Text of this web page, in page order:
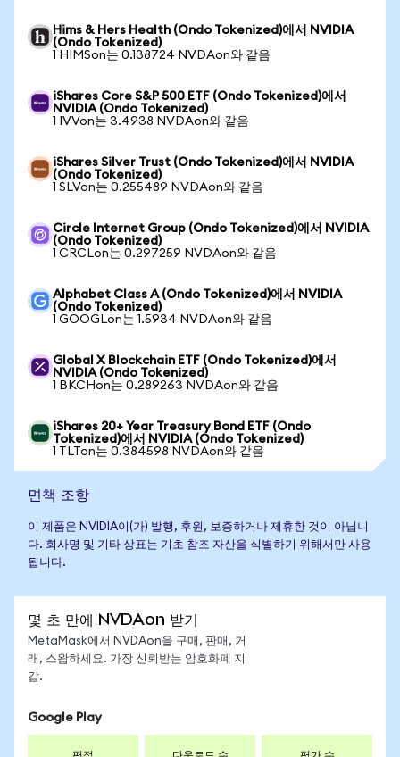
Hims & Hers Health (Ondo Tokenized)에서 NVIDIA
(Ondo Tokenized)
1 HIMSon는 0.138724 NVDAon와 같음
iShares Core S&P 500 ETF (Ondo Tokenized)에서
NVIDIA (Ondo Tokenized)
1 IVVon는 3.4938 NVDAon와 같음
iShares Silver Trust (Ondo Tokenized)에서 NVIDIA
(Ondo Tokenized)
1 SLVon는 0.255489 NVDAon와 같음
Circle Internet Group (Ondo Tokenized)에서 NVIDIA
(Ondo Tokenized)
1 CRCLon는 0.297259 NVDAon와 같음
Alphabet Class A (Ondo Tokenized)에서 NVIDIA
(Ondo Tokenized)
1 GOOGLon는 1.5934 NVDAon와 같음
Global X Blockchain ETF (Ondo Tokenized)에서
NVIDIA (Ondo Tokenized)
1 BKCHon는 0.289263 NVDAon와 같음
iShares 20+ Year Treasury Bond ETF (Ondo
Tokenized)에서 NVIDIA (Ondo Tokenized)
1 TLTon는 0.384598 NVDAon와 같음
면책 조항
이 제품은 NVIDIA이(가) 발행, 후원, 보증하거나 제휴한 것이 아닙니
다. 회사명 및 기타 상표는 기초 참조 자산을 식별하기 위해서만 사용
됩니다.
몇 초 만에 NVDAon 받기
MetaMask에서 NVDAon을 구매, 판매, 거
래, 스왑하세요. 가장 신뢰받는 암호화폐 지
갑.
Google Play